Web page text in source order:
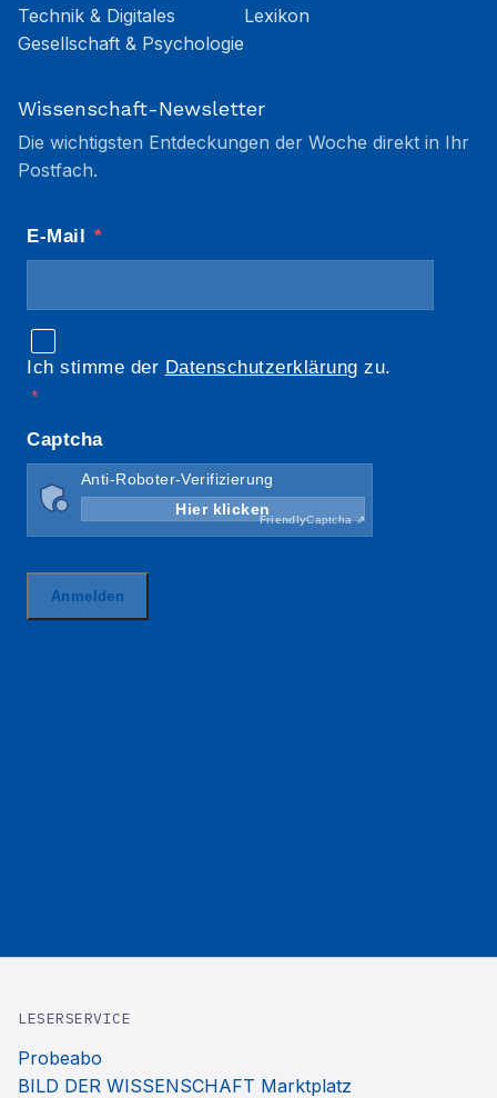
Technik & Digitales
Gesellschaft & Psychologie
Lexikon
Wissenschaft-Newsletter
Die wichtigsten Entdeckungen der Woche direkt in Ihr
Postfach.
LESERSERVICE
Probeabo
BILD DER WISSENSCHAFT Marktplatz